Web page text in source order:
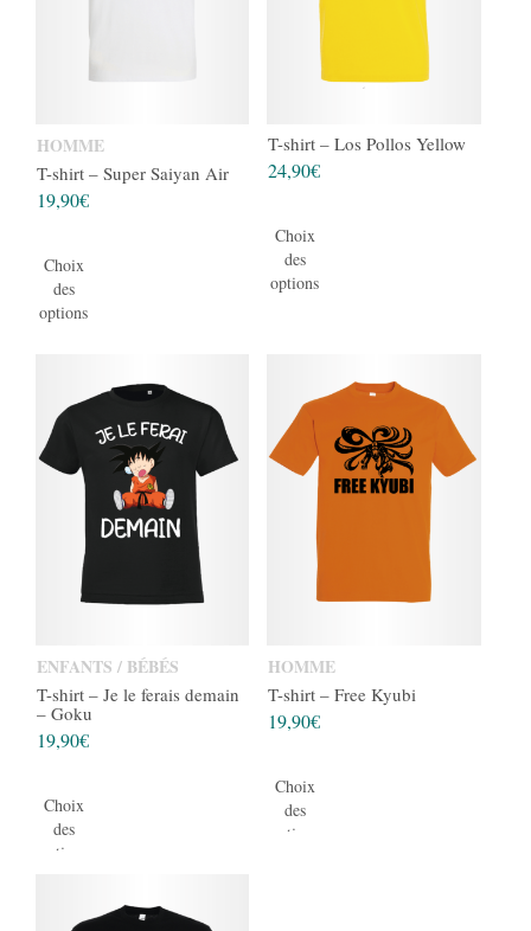
HOMME
T-shirt – Super Saiyan Air
19,90€
Choix
des
options
T-shirt – Los Pollos Yellow
24,90€
Choix
des
options
ENFANTS / BÉBÉS
T-shirt – Je le ferais demain
– Goku
19,90€
Choix
des
options
HOMME
T-shirt – Free Kyubi
19,90€
Choix
des
options